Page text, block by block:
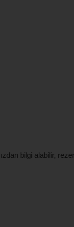
bilgi alabilir,